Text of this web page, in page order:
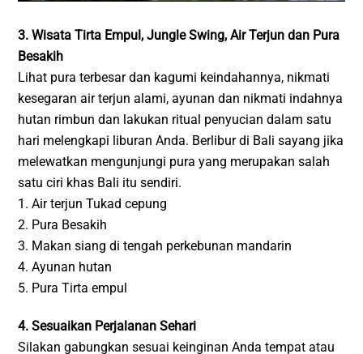
3. Wisata Tirta Empul, Jungle Swing, Air Terjun dan Pura
Besakih
Lihat pura terbesar dan kagumi keindahannya, nikmati
kesegaran air terjun alami, ayunan dan nikmati indahnya
hutan rimbun dan lakukan ritual penyucian dalam satu
hari melengkapi liburan Anda. Berlibur di Bali sayang jika
melewatkan mengunjungi pura yang merupakan salah
satu ciri khas Bali itu sendiri.
1. Air terjun Tukad cepung
2. Pura Besakih
3. Makan siang di tengah perkebunan mandarin
4. Ayunan hutan
5. Pura Tirta empul
4. Sesuaikan Perjalanan Sehari
Silakan gabungkan sesuai keinginan Anda tempat atau